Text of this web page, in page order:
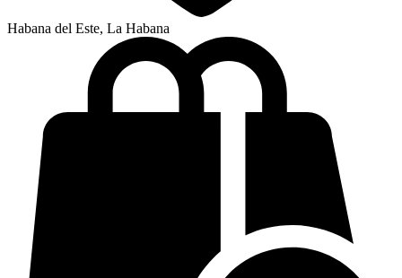
Habana del Este, La Habana